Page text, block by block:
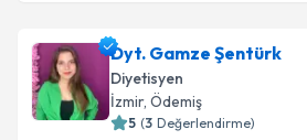
Dyt. Melisa Emine Bakıriçin
oluşturun. Size bu uzmandan
takvim hazırlandığında e-posta
Dyt. Gamze Şentürk
Diyetisyen
İzmir, Ödemiş
5 (3 Değerlendirme)